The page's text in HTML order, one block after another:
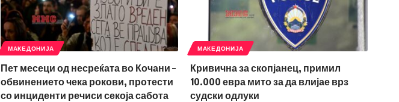
МАКЕДОНИЈА
Пет месеци од несреќата во Кочани –
обвинението чека рокови, протести
со инциденти речиси секоја сабота
МАКЕДОНИЈА
Кривична за скопјанец, примил
10.000 евра мито за да влијае врз
судски одлуки